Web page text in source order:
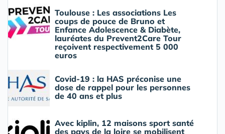
Toulouse : Les associations Les
coups de pouce de Bruno et
Enfance Adolescence & Diabète,
lauréates du Prevent2Care Tour
reçoivent respectivement 5 000
euros
Covid-19 : la HAS préconise une
dose de rappel pour les personnes
de 40 ans et plus
Avec kiplin, 12 maisons sport santé
des pays de la loire se mobilisent